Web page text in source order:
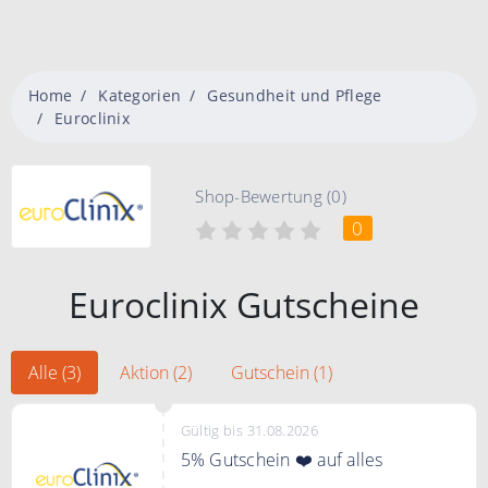
Home Kategorien
Gesundheit und Pflege
Euroclinix
Shop-Bewertung (0)
0
Euroclinix Gutscheine
Alle (3) Aktion (2) Gutschein (1)
Gültig bis 31.08.2026
5% Gutschein ❤️ auf alles